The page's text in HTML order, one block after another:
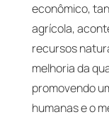
econômico,
agrícola,
recursos
melhoria da
promovendo
humanas e o